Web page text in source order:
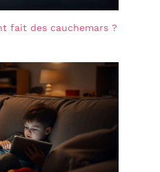
fait des cauchemars ?